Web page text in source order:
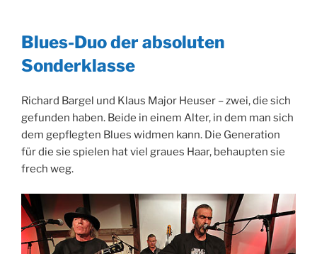
Blues-Duo der absoluten
Sonderklasse
Richard Bargel und Klaus Major Heuser – zwei, die sich
gefunden haben. Beide in einem Alter, in dem man sich
dem gepflegten Blues widmen kann. Die Generation
für die sie spielen hat viel graues Haar, behaupten sie
frech weg.